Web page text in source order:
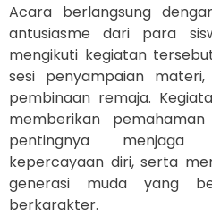
Acara berlangsung
antusiasme dari para
mengikuti kegiatan
sesi penyampaian
pembinaan remaja.
memberikan
pentingnya menjaga
kepercayaan diri, serta
generasi muda yang
berkarakter.